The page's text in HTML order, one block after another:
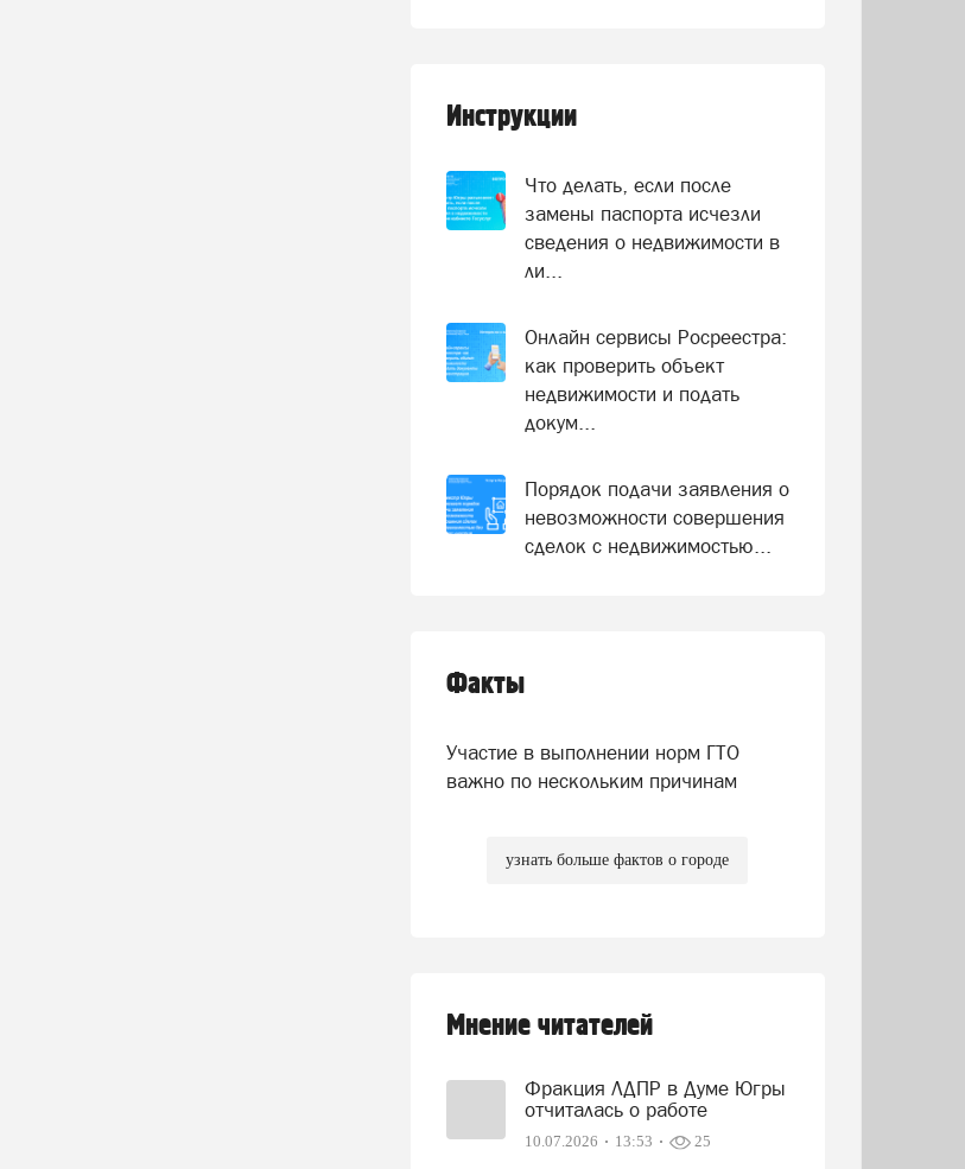
Инструкции
Что делать, если после
замены паспорта исчезли
сведения о недвижимости в
ли...
Онлайн сервисы Росреестра:
как проверить объект
недвижимости и подать
докум...
Порядок подачи заявления о
невозможности совершения
сделок с недвижимостью...
Факты
Участие в выполнении норм ГТО
важно по нескольким причинам
узнать больше фактов о городе
Мнение читателей
Фракция ЛДПР в Думе Югры
отчиталась о работе
10.07.2026 13:53 25